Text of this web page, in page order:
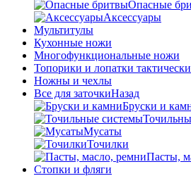
Опасные
Аксессуары
Мультитулы
Кухонные ножи
Многофункциональные ножи
Топорики и лопатки
Ножны и чехлы
Все для заточкиНазад
Бруски и
Мусаты
Точилки
Пасты,
Стопки и фляги